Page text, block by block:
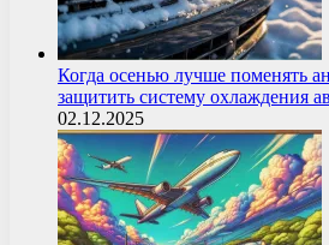
Когда осенью лучше поменять
защитить систему охлаждения
02.12.2025